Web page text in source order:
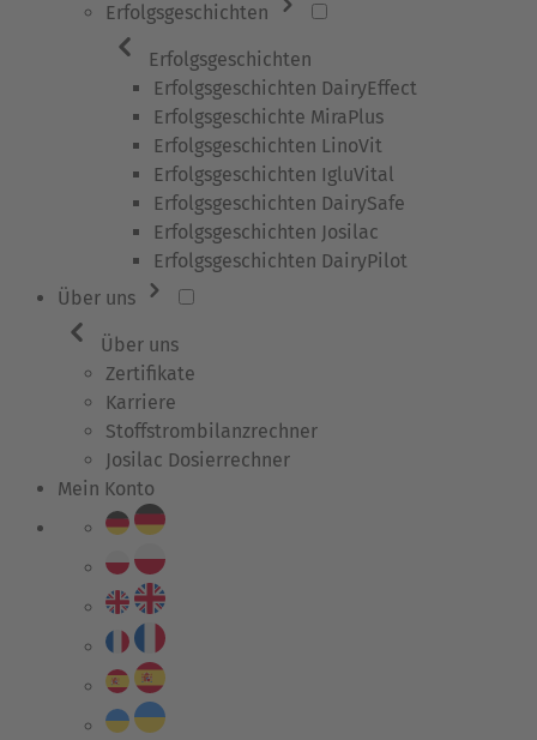
Erfolgsgeschichten
Erfolgsgeschichten
Erfolgsgeschichten DairyEffect
Erfolgsgeschichte MiraPlus
Erfolgsgeschichten LinoVit
Erfolgsgeschichten IgluVital
Erfolgsgeschichten DairySafe
Erfolgsgeschichten Josilac
Erfolgsgeschichten DairyPilot
Über uns
Über uns
Zertifikate
Karriere
Stoffstrombilanzrechner
Josilac Dosierrechner
Mein Konto